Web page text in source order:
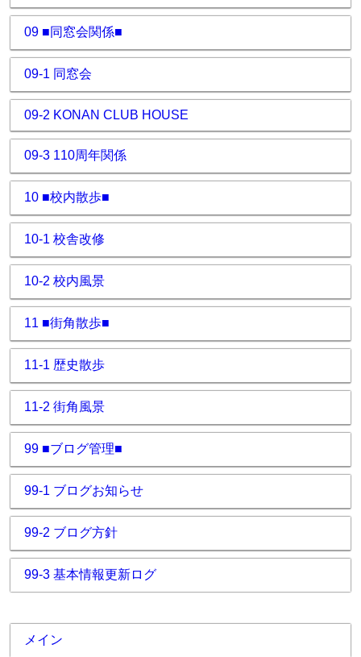
09 ■同窓会関係■
09-1 同窓会
09-2 KONAN CLUB HOUSE
09-3 110周年関係
10 ■校内散歩■
10-1 校舎改修
10-2 校内風景
11 ■街角散歩■
11-1 歴史散歩
11-2 街角風景
99 ■ブログ管理■
99-1 ブログお知らせ
99-2 ブログ方針
99-3 基本情報更新ログ
メイン